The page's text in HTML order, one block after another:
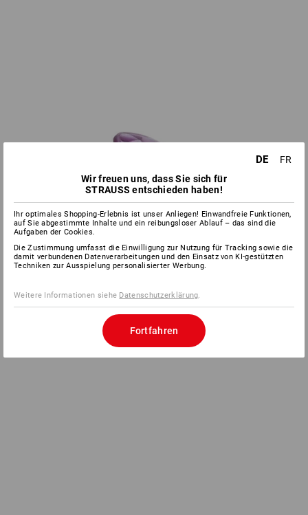
DE
FR
Wir freuen uns, dass Sie sich für
STRAUSS entschieden haben!
Ihr optimales Shopping-Erlebnis ist unser Anliegen! Einwandfreie Funktionen,
auf Sie abgestimmte Inhalte und ein reibungsloser Ablauf – das sind die
Aufgaben der Cookies.
Die Zustimmung umfasst die Einwilligung zur Nutzung für Tracking sowie die
damit verbundenen Datenverarbeitungen und den Einsatz von KI-gestützten
Techniken zur Ausspielung personalisierter Werbung.
Weitere Informationen siehe Datenschutzerklärung.
Fortfahren